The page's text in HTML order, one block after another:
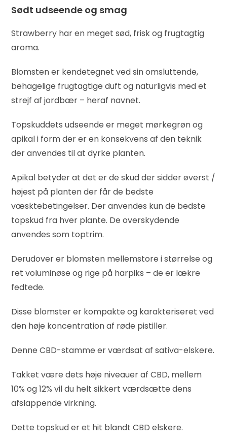
Sødt udseende og smag
Strawberry har en meget sød, frisk og frugtagtig
aroma.
Blomsten er kendetegnet ved sin omsluttende,
behagelige frugtagtige duft og naturligvis med et
strejf af jordbær – heraf navnet.
Topskuddets udseende er meget mørkegrøn og
apikal i form der er en konsekvens af den teknik
der anvendes til at dyrke planten.
Apikal betyder at det er de skud der sidder øverst /
højest på planten der får de bedste
væsktebetingelser. Der anvendes kun de bedste
topskud fra hver plante. De overskydende
anvendes som toptrim.
Derudover er blomsten mellemstore i størrelse og
ret voluminøse og rige på harpiks – de er lækre
fedtede.
Disse blomster er kompakte og karakteriseret ved
den høje koncentration af røde pistiller.
Denne CBD-stamme er værdsat af sativa-elskere.
Takket være dets høje niveauer af CBD, mellem
10% og 12% vil du helt sikkert værdsætte dens
afslappende virkning.
Dette topskud er et hit blandt CBD elskere.